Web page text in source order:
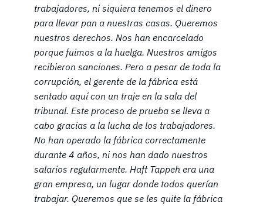
trabajadores, ni siquiera tenemos el dinero
para llevar pan a nuestras casas. Queremos
nuestros derechos. Nos han encarcelado
porque fuimos a la huelga. Nuestros amigos
recibieron sanciones. Pero a pesar de toda la
corrupción, el gerente de la fábrica está
sentado aquí con un traje en la sala del
tribunal. Este proceso de prueba se lleva a
cabo gracias a la lucha de los trabajadores.
No han operado la fábrica correctamente
durante 4 años, ni nos han dado nuestros
salarios regularmente. Haft Tappeh era una
gran empresa, un lugar donde todos querían
trabajar. Queremos que se les quite la fábrica